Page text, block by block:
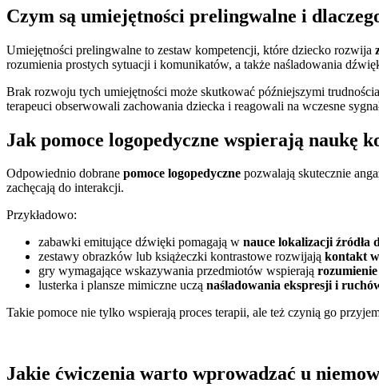
Czym są umiejętności prelingwalne i
Umiejętności prelingwalne to zestaw kompetencji, które dziecko rozwija
rozumienia prostych sytuacji i komunikatów, a także naśladowania
Brak rozwoju tych umiejętności może skutkować późniejszymi
terapeuci obserwowali zachowania dziecka i reagowali na wczesne
Jak pomoce logopedyczne wspierają naukę
Odpowiednio dobrane pomoce logopedyczne pozwalają skutecznie
zachęcają do interakcji.
Przykładowo:
zabawki emitujące dźwięki pomagają w nauce lokalizacji źródła
zestawy obrazków lub książeczki kontrastowe rozwijają kontakt
gry wymagające wskazywania przedmiotów wspierają
lusterka i plansze mimiczne uczą naśladowania ekspresji i
Takie pomoce nie tylko wspierają proces terapii, ale też czynią go
Jakie ćwiczenia warto wprowadzać u